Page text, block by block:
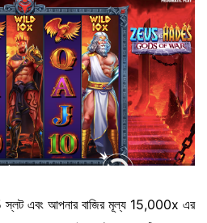
স্লট এবং আপনার বাজির মূল্য 15,000x এর